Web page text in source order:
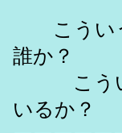
こういう
誰か？
こうい
いるか？